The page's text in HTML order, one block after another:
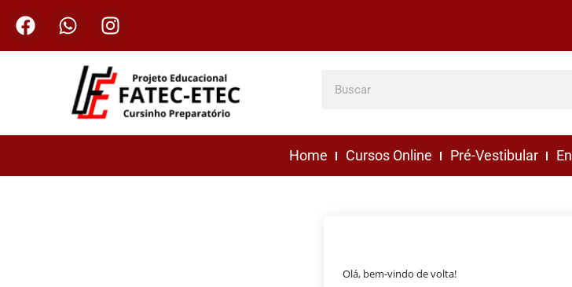
Home Cursos Online Pré-Vestibular
Olá, bem-vindo de volta!